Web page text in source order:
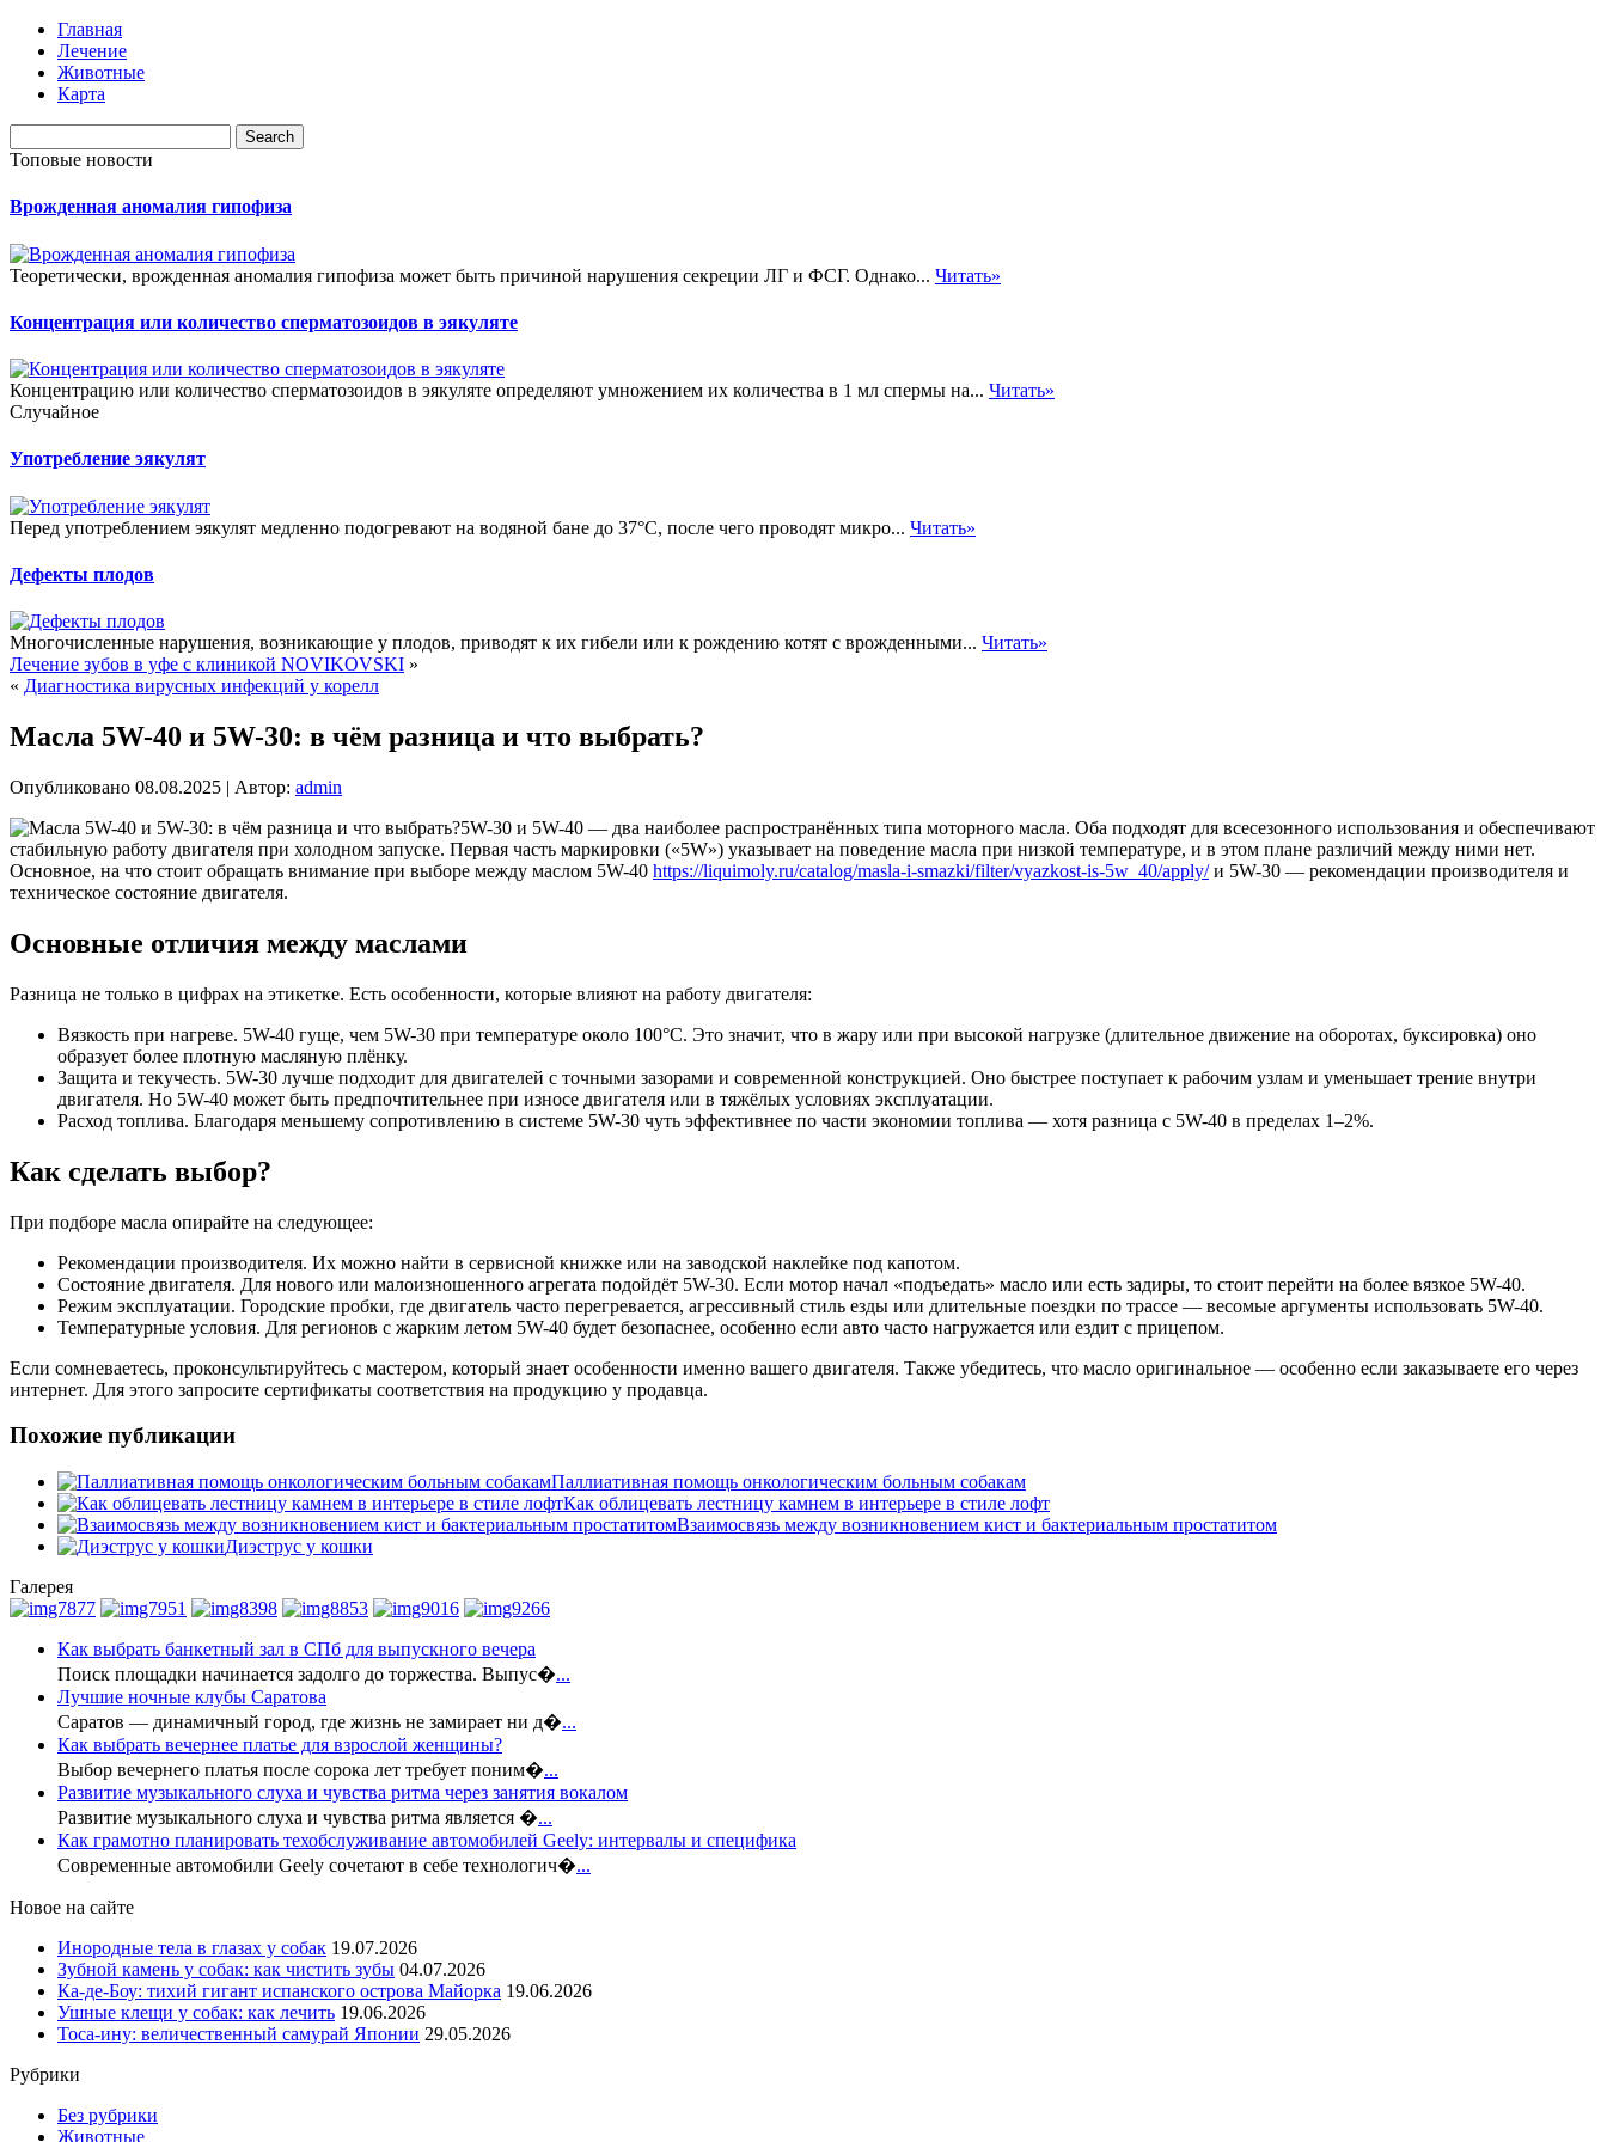
Главная
Лечение
Животные
Карта
Топовые новости
Врожденная аномалия гипофиза
Теоретически, врожденная аномалия гипофиза может быть причиной нарушения секреции ЛГ и ФСГ. Однако... Читать»
Концентрация или количество сперматозоидов в эякуляте
Концентрацию или количество сперматозоидов в эякуляте определяют умножением их количества в 1 мл спермы на... Читать»
Случайное
Употребление эякулят
Перед употреблением эякулят медленно подогревают на водяной бане до 37°С, после чего проводят микро... Читать»
Дефекты плодов
Многочисленные нарушения, возникающие у плодов, приводят к их гибели или к рождению котят с врожденными... Читать»
Лечение зубов в уфе с клиникой NOVIKOVSKI »
« Диагностика вирусных инфекций у корелл
Масла 5W-40 и 5W-30: в чём разница и что выбрать?
Опубликовано 08.08.2025 | Автор: admin
5W-30 и 5W-40 — два наиболее распространённых типа моторного масла. Оба подходят для всесезонного использования и обеспечивают
стабильную работу двигателя при холодном запуске. Первая часть маркировки («5W») указывает на поведение масла при низкой температуре, и в этом плане различий между ними нет.
Основное, на что стоит обращать внимание при выборе между маслом 5W-40 https://liquimoly.ru/catalog/masla-i-smazki/filter/vyazkost-is-5w_40/apply/и 5W-30 — рекомендации производителя и
техническое состояние двигателя.
Основные отличия между маслами
Разница не только в цифрах на этикетке. Есть особенности, которые влияют на работу двигателя:
Вязкость при нагреве. 5W-40 гуще, чем 5W-30 при температуре около 100°C. Это значит, что в жару или при высокой нагрузке (длительное движение на оборотах, буксировка) оно
образует более плотную масляную плёнку.
Защита и текучесть. 5W-30 лучше подходит для двигателей с точными зазорами и современной конструкцией. Оно быстрее поступает к рабочим узлам и уменьшает трение внутри
двигателя. Но 5W-40 может быть предпочтительнее при износе двигателя или в тяжёлых условиях эксплуатации.
Расход топлива. Благодаря меньшему сопротивлению в системе 5W-30 чуть эффективнее по части экономии топлива — хотя разница с 5W-40 в пределах 1–2%.
Как сделать выбор?
При подборе масла опирайте на следующее:
Рекомендации производителя. Их можно найти в сервисной книжке или на заводской наклейке под капотом.
Состояние двигателя. Для нового или малоизношенного агрегата подойдёт 5W-30. Если мотор начал «подъедать» масло или есть задиры, то стоит перейти на более вязкое 5W-40.
Режим эксплуатации. Городские пробки, где двигатель часто перегревается, агрессивный стиль езды или длительные поездки по трассе — весомые аргументы использовать 5W-40.
Температурные условия. Для регионов с жарким летом 5W-40 будет безопаснее, особенно если авто часто нагружается или ездит с прицепом.
Если сомневаетесь, проконсультируйтесь с мастером, который знает особенности именно вашего двигателя. Также убедитесь, что масло оригинальное — особенно если заказываете его через
интернет. Для этого запросите сертификаты соответствия на продукцию у продавца.
Похожие публикации
Паллиативная помощь онкологическим больным собакам
Как облицевать лестницу камнем в интерьере в стиле лофт
Взаимосвязь между возникновением кист и бактериальным простатитом
Диэструс у кошки
Галерея
Как выбрать банкетный зал в СПб для выпускного вечера
Поиск площадки начинается задолго до торжества. Выпус�...
Лучшие ночные клубы Саратова
Саратов — динамичный город, где жизнь не замирает ни д�...
Как выбрать вечернее платье для взрослой женщины?
Выбор вечернего платья после сорока лет требует поним�...
Развитие музыкального слуха и чувства ритма через занятия вокалом
Развитие музыкального слуха и чувства ритма является �...
Как грамотно планировать техобслуживание автомобилей Geely: интервалы и специфика
Современные автомобили Geely сочетают в себе технологич�...
Новое на сайте
Инородные тела в глазах у собак 19.07.2026
Зубной камень у собак: как чистить зубы 04.07.2026
Ка-де-Боу: тихий гигант испанского острова Майорка 19.06.2026
Ушные клещи у собак: как лечить 19.06.2026
Тоса-ину: величественный самурай Японии 29.05.2026
Рубрики
Без рубрики
Животные